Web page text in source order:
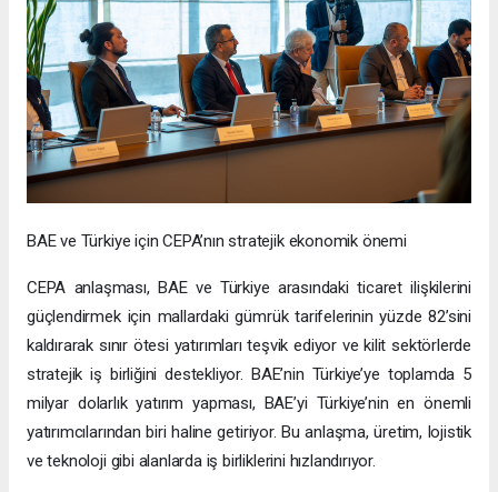
BAE ve Türkiye için CEPA’nın stratejik ekonomik önemi
CEPA anlaşması, BAE ve Türkiye arasındaki ticaret ilişkilerini
güçlendirmek için mallardaki gümrük tarifelerinin yüzde 82’sini
kaldırarak sınır ötesi yatırımları teşvik ediyor ve kilit sektörlerde
stratejik iş birliğini destekliyor. BAE’nin Türkiye’ye toplamda 5
milyar dolarlık yatırım yapması, BAE’yi Türkiye’nin en önemli
yatırımcılarından biri haline getiriyor. Bu anlaşma, üretim, lojistik
ve teknoloji gibi alanlarda iş birliklerini hızlandırıyor.